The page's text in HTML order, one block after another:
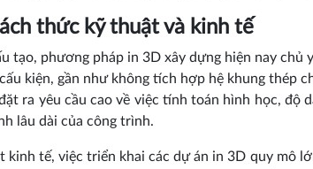
thức kỹ thuật và kinh tế
tạo, phương pháp in 3D xây dựng hiện nay
kiện, gần như không tích hợp hệ khung thép
ra yêu cầu cao về việc tính toán hình học, độ
lâu dài của công trình.
kinh tế, việc triển khai các dự án in 3D quy mô